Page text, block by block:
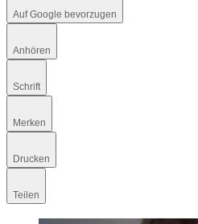
Auf Google bevorzugen
Anhören
Schrift
Merken
Drucken
Teilen